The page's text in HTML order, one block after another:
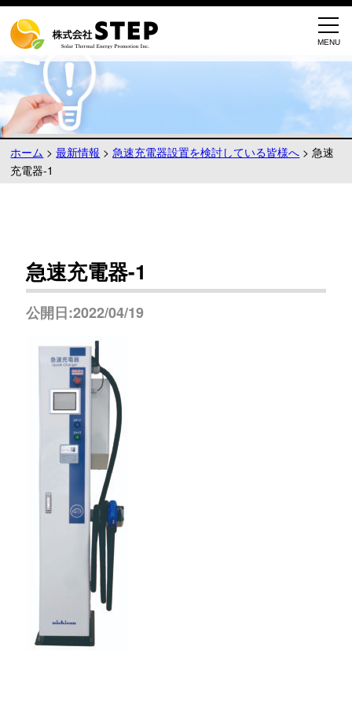
ホーム >最新情報 >急速充電器設置を検討している皆様へ >急速
充電器-1
急速充電器-1
公開日:2022/04/19